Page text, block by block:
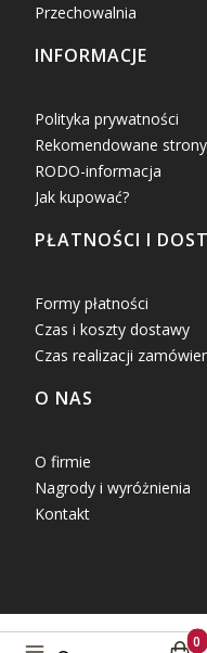
Przechowalnia
INFORMACJE
Polityka prywatności
Rekomendowane strony
RODO-informacja
Jak kupować?
PŁATNOŚCI I
Formy płatności
Czas i koszty dostawy
Czas realizacji
O NAS
O firmie
Nagrody i wyróżnienia
Kontakt